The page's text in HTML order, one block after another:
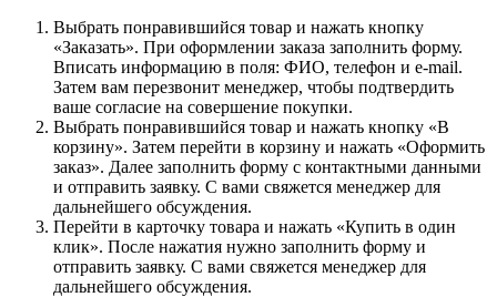
Выбрать понравившийся товар и нажать кнопку
«Заказать». При оформлении заказа заполнить форму.
Вписать информацию в поля: ФИО, телефон и e-mail.
Затем вам перезвонит менеджер, чтобы подтвердить
ваше согласие на совершение покупки.
Выбрать понравившийся товар и нажать кнопку «В
корзину». Затем перейти в корзину и нажать «Оформить
заказ». Далее заполнить форму с контактными данными
и отправить заявку. С вами свяжется менеджер для
дальнейшего обсуждения.
Перейти в карточку товара и нажать «Купить в один
клик». После нажатия нужно заполнить форму и
отправить заявку. С вами свяжется менеджер для
дальнейшего обсуждения.